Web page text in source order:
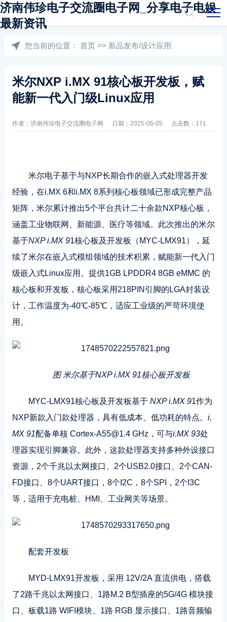
济南伟珍电子交流圈电子网_分享电子电娱
最新资讯
您当前的位置： 首页 >> 新品发布/设计应用
米尔NXP i.MX 91核心板开发板，赋
能新一代入门级Linux应用
作者：济南伟珍电子交流圈电子网 日期：2025-06-05 点击数：171
米尔电子基于与NXP长期合作的嵌入式处理器开发
经验，在i.MX 6和i.MX 8系列核心板领域已形成完整产品
矩阵，米尔累计推出5个平台共计二十余款NXP核心板，
涵盖工业物联网、新能源、医疗等领域。此次推出的米尔
基于‌NXP i.MX 91核心板及开发板（MYC-LMX91），延
续了米尔在嵌入式模组领域的技术积累，赋能新一代入门
级嵌入式Linux应用。提供1GB LPDDR4 8GB eMMC 的
核心板和开发板，核心板采用218PIN引脚的LGA封装设
计，工作温度为-40℃-85℃，适应工业级的严苛环境使
用。
图 米尔基于NXP i.MX 91核心板开发板
MYC-LMX91核心板及开发板‌基于 NXP i.MX 91作为
NXP新款入门款处理器，具有低成本、低功耗的特点。 i.
MX 91配备单核 Cortex-A55@1.4 GHz，可与i.MX 93处
理器实现引脚兼容。此外，这款处理器支持多种外设接口
资源，2个千兆以太网接口、2个USB2.0接口、2个CAN-
FD接口、8个UART接口，8个I2C，8个SPI，2个I3C
等，适用于充电桩、HMI、工业网关等场景。
配套开发板
MYD-LMX91开发板，采用 12V/2A 直流供电，搭载
了2路千兆以太网接口、1路M.2 B型插座的5G/4G 模块接
口、板载1路 WIFI模块、1路 RGB 显示接口、1路音频输